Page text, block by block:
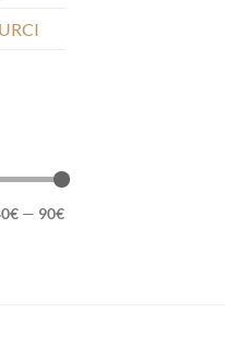
— 90€